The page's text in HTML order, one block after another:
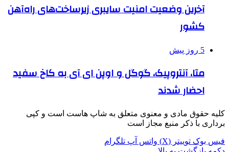
آخرین وضعیت امنیت سایبری زیرساخت‌های راه‌آهن
کشور
5 روز پیش
متا، آنتروپیک، گوگل و اوپن ای آی به کاخ سفید
احضار شدند
کلیه حقوق مادی و معنوی متعلق به شاپ هاست است و کپی
برداری با ذکر منبع مجاز است
فیس بوک توییتر (X) واتس آپ تلگرام